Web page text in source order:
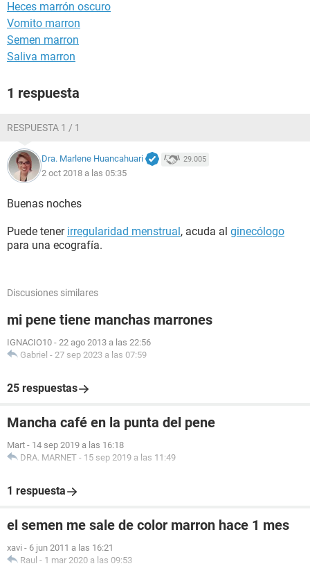
Heces marrón oscuro
Vomito marron
Semen marron
Saliva marron
1 respuesta
RESPUESTA 1 / 1
Dra. Marlene Huancahuari 29.005
2 oct 2018 a las 05:35
Buenas noches
Puede tener irregularidad menstrual, acuda al ginecólogo
para una ecografía.
Discusiones similares
mi pene tiene manchas marrones
IGNACIO10 - 22 ago 2013 a las 22:56
Gabriel - 27 sep 2023 a las 07:59
25 respuestas
Mancha café en la punta del pene
Mart - 14 sep 2019 a las 16:18
DRA. MARNET - 15 sep 2019 a las 11:49
1 respuesta
el semen me sale de color marron hace 1 mes
xavi - 6 jun 2011 a las 16:21
Raul - 1 mar 2020 a las 09:53